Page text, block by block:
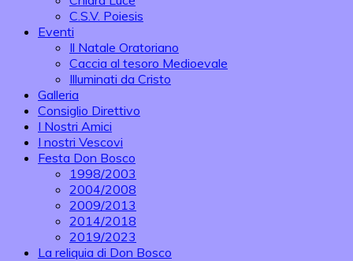
C.S.V. Poiesis
Eventi
Il Natale Oratoriano
Caccia al tesoro Medioevale
Illuminati da Cristo
Galleria
Consiglio Direttivo
I Nostri Amici
I nostri Vescovi
Festa Don Bosco
1998/2003
2004/2008
2009/2013
2014/2018
2019/2023
La reliquia di Don Bosco